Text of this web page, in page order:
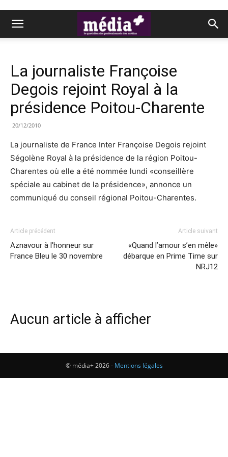
La journaliste Françoise
Degois rejoint Royal à la
présidence Poitou-Charente
20/12/2010
La journaliste de France Inter Françoise Degois rejoint
Ségolène Royal à la présidence de la région Poitou-
Charentes où elle a été nommée lundi «conseillère
spéciale au cabinet de la présidence», annonce un
communiqué du conseil régional Poitou-Charentes.
Article précédent
Aznavour à l’honneur sur
France Bleu le 30 novembre
Article suivant
«Quand l’amour s’en mêle»
débarque en Prime Time sur
NRJ12
Aucun article à afficher
© média+ 2026 - Mentions légales